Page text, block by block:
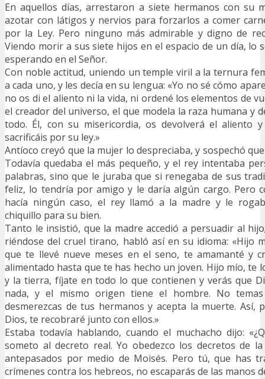
En aquellos días, arrestaron a siete hermanos con su
azotar con látigos y nervios para forzarlos a comer
por la Ley. Pero ninguno más admirable y digno de
Viendo morir a sus siete hijos en el espacio de un día, lo
esperando en el Señor.
Con noble actitud, uniendo un temple viril a la ternura
a cada uno, y les decía en su lengua: «Yo no sé cómo
no os di el aliento ni la vida, ni ordené los elementos de
el creador del universo, el que modela la raza humana y
todo. Él, con su misericordia, os devolverá el aliento
sacrificáis por su ley.»
Antíoco creyó que la mujer lo despreciaba, y sospechó
Todavía quedaba el más pequeño, y el rey intentaba
palabras, sino que le juraba que si renegaba de sus
feliz, lo tendría por amigo y le daría algún cargo. Pero
hacía ningún caso, el rey llamó a la madre y le
chiquillo para su bien.
Tanto le insistió, que la madre accedió a persuadir al
riéndose del cruel tirano, habló así en su idioma: «Hijo
que te llevé nueve meses en el seno, te amamanté y
alimentado hasta que te has hecho un joven. Hijo mío, te
y la tierra, fíjate en todo lo que contienen y verás que
nada, y el mismo origen tiene el hombre. No
desmerezcas de tus hermanos y acepta la muerte. Así,
Dios, te recobraré junto con ellos.»
Estaba todavía hablando, cuando el muchacho dijo:
someto al decreto real. Yo obedezco los decretos de
antepasados por medio de Moisés. Pero tú, que has
crímenes contra los hebreos, no escaparás de las manos